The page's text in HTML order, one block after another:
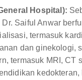
Hospital):
Saiful Anwar
termasuk
dan ginekologi,
termasuk MRI, CT